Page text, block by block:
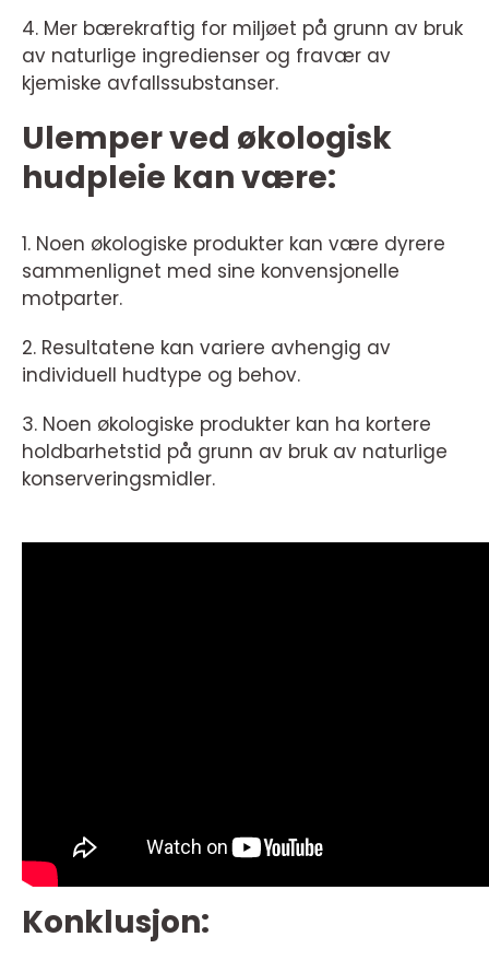
4. Mer bærekraftig for miljøet på grunn av bruk
av naturlige ingredienser og fravær av
kjemiske avfallssubstanser.
Ulemper ved økologisk
hudpleie kan være:
1. Noen økologiske produkter kan være dyrere
sammenlignet med sine konvensjonelle
motparter.
2. Resultatene kan variere avhengig av
individuell hudtype og behov.
3. Noen økologiske produkter kan ha kortere
holdbarhetstid på grunn av bruk av naturlige
konserveringsmidler.
Konklusjon: